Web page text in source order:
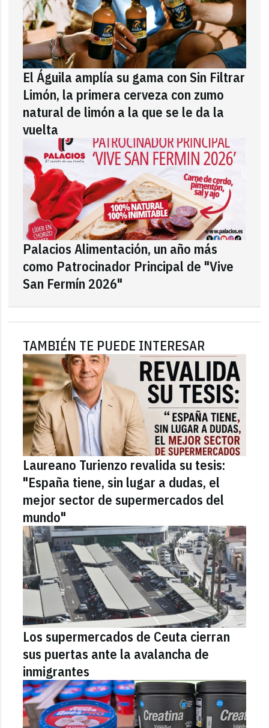
El Águila amplía su gama con Sin Filtrar
Limón, la primera cerveza con zumo
natural de limón a la que se le da la
vuelta
Palacios Alimentación, un año más
como Patrocinador Principal de "Vive
San Fermín 2026"
TAMBIÉN TE PUEDE INTERESAR
Laureano Turienzo revalida su tesis:
"España tiene, sin lugar a dudas, el
mejor sector de supermercados del
mundo"
Los supermercados de Ceuta cierran
sus puertas ante la avalancha de
inmigrantes